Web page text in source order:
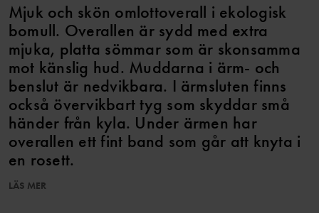
Mjuk och skön omlottoverall i ekologisk
bomull. Overallen är sydd med extra
mjuka, platta sömmar som är skonsamma
mot känslig hud. Muddarna i ärm- och
benslut är nedvikbara. I ärmsluten finns
också övervikbart tyg som skyddar små
händer från kyla. Under ärmen har
overallen ett fint band som går att knyta i
en rosett.
LÄS MER